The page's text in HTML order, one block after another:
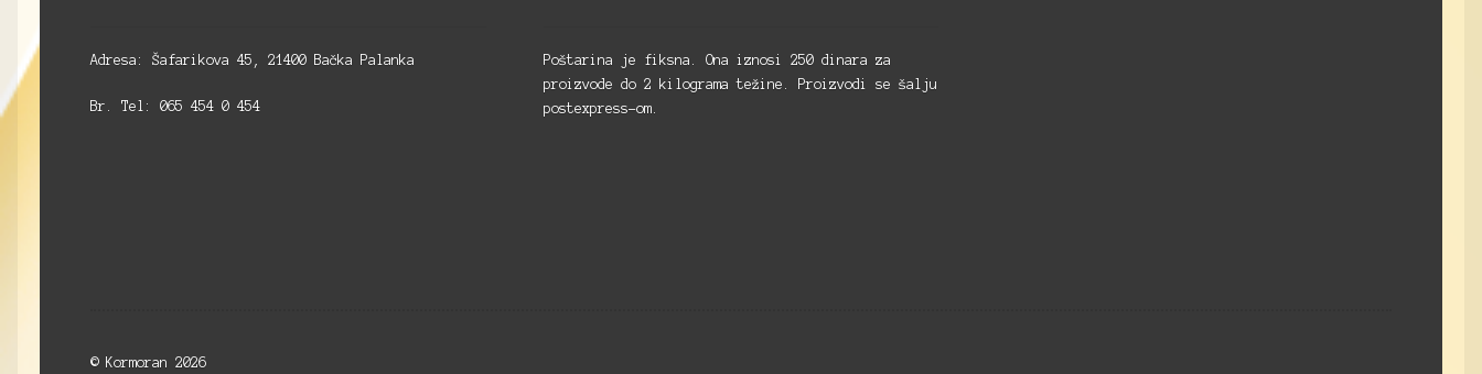
Adresa: Šafarikova 45, 21400 Bačka Palanka
Br. Tel: 065 454 0 454
Poštarina je fiksna. Ona iznosi 250 dinara za
proizvode do 2 kilograma težine. Proizvodi se šalju
postexpress-om.
© Kormoran 2026